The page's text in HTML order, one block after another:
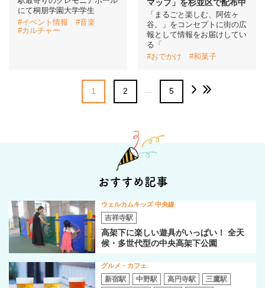
にて桐朋学園大学学生
#イベント情報
#音楽
#カルチャー
マップ」を杉並区で配布中
「まるごと楽しむ、阿佐ヶ
谷。」をコンセプトに街の広
報として情報をお届けしてい
る「
#おでかけ
#和菓子
1 2 5
おすすめ記事
ウェルカムキッズ 中央線
吉祥寺駅
高架下に楽しい遊具がいっぱい！ 全天
候・多世代型の中央高架下公園
グルメ・カフェ
新宿駅 中野駅 高円寺駅
三鷹駅